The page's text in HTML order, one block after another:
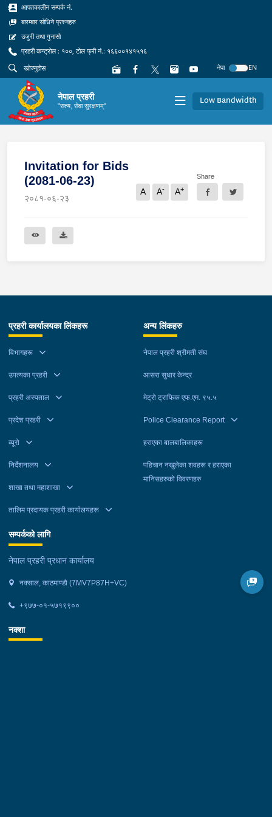
आपतकालीन सम्पर्क नं.
बारम्बार सोधिने प्रश्नहरु
उजुरी तथा गुनासो
प्रहरी कन्ट्रोल : १००, टोल फ्री नं.: १६६००१४१५१६
नेपा
EN
नेपाल प्रहरी
"सत्य, सेवा सुरक्षणम्" Low Bandwidth
Invitation for Bids
(2081-06-23)
२०८१-०६-२३
A A- A+
Share
प्रहरी कार्यालयका लिंकहरू
विभागहरू
उपत्यका प्रहरी
प्रहरी अस्पताल
प्रदेश प्रहरी
व्यूरो
निर्देशनालय
शाखा तथा महाशाखा
तालिम प्रदायक प्रहरी कार्यालयहरू
अन्य लिंकहरु
नेपाल प्रहरी श्रीमती संघ
आसरा सुधार केन्द्र
मेट्रो ट्राफिक एफ.एम. ९५.५
Police Clearance Report
हराएका बालबालिकाहरू
पहिचान नखुलेका शवहरू र हराएका
मानिसहरुको विवरणहरु
सम्पर्कको लागि
नेपाल प्रहरी प्रधान कार्यालय
नक्साल, काठमाण्डौ (7MV7P87H+VC)
+९७७-०१-५७१९९००
नक्शा